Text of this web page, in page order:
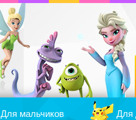
Для мальчиков Для